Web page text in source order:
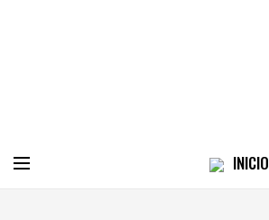
INICIO